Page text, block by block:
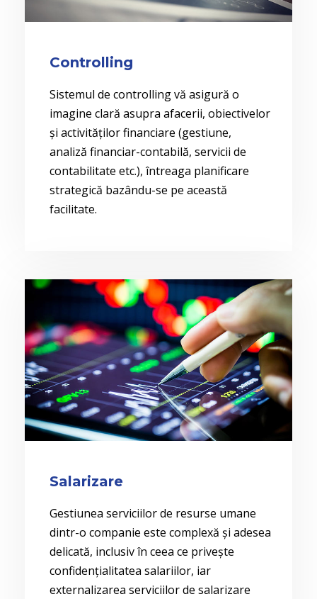
Controlling
Sistemul de controlling vă asigură o
imagine clară asupra afacerii, obiectivelor
și activităților financiare (gestiune,
analiză financiar-contabilă, servicii de
contabilitate etc.), întreaga planificare
strategică bazându-se pe această
facilitate.
Salarizare
Gestiunea serviciilor de resurse umane
dintr-o companie este complexă și adesea
delicată, inclusiv în ceea ce privește
confidențialitatea salariilor, iar
externalizarea serviciilor de salarizare